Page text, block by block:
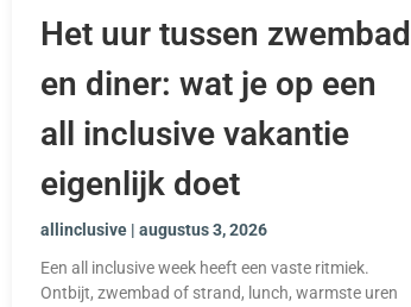
Het uur tussen zwembad
en diner: wat je op een
all inclusive vakantie
eigenlijk doet
allinclusive
augustus 3, 2026
Een all inclusive week heeft een vaste ritmiek.
Ontbijt, zwembad of strand, lunch, warmste uren